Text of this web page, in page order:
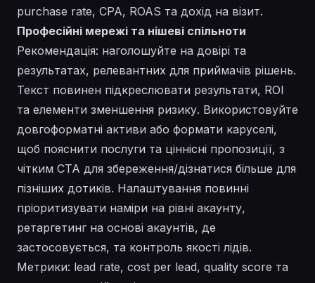
purchase rate, CPA, ROAS та дохід на візит.
Професійні мережі та нішеві спільноти
Рекомендація: наголошуйте на довірі та
результатах, релевантних для приймачів рішень.
Текст повинен підкреслювати результати, ROI
та елементи зменшення ризику. Використовуйте
довгоформатні активи або формати каруселі,
щоб пояснити послуги та ціннісні пропозиції, з
чітким CTA для збереження/дізнатися більше для
пізніших дотиків. Налаштування повинні
пріоритизувати наміри на рівні акаунту,
ретаргетинг на основі акаунтів, де
застосовується, та контроль якості лідів.
Метрики: lead rate, cost per lead, quality score та